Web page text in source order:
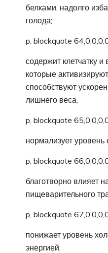
белками, надолго
голода;
p, blockquote
содержит клетчатку
которые
способствуют
лишнего веса;
p, blockquote
нормализует уровень
p, blockquote
благотворно влияет
пищеварительного
p, blockquote
понижает уровень
энергией.